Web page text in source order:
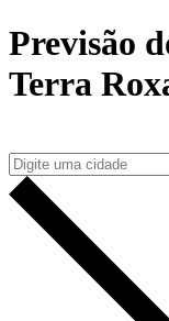
Previsão
Terra